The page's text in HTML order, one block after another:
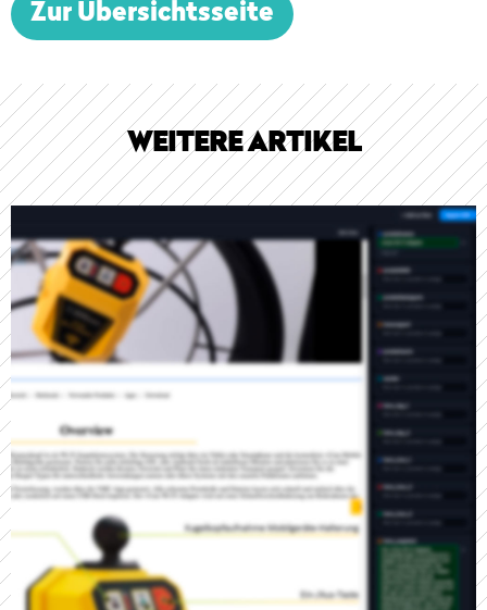
Zur Übersichtsseite
WEITERE ARTIKEL